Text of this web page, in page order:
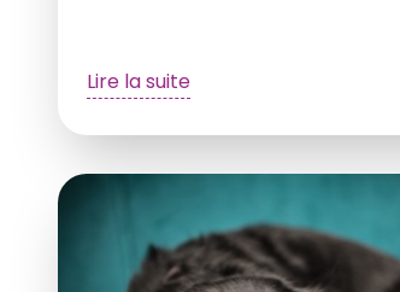
Lire la suite